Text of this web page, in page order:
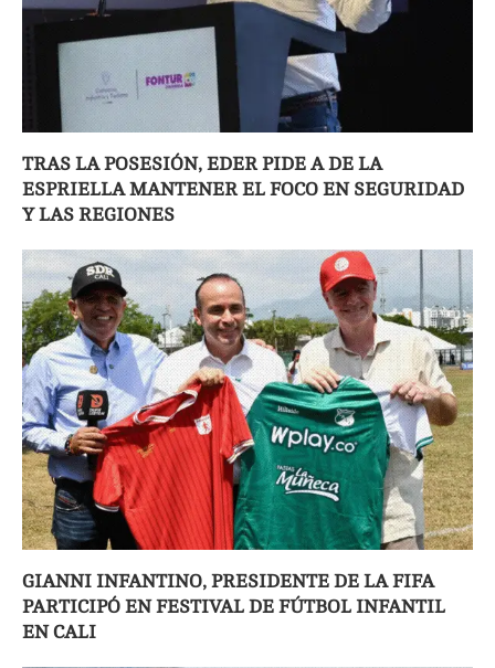
TRAS LA POSESIÓN, EDER PIDE A DE LA
ESPRIELLA MANTENER EL FOCO EN SEGURIDAD
Y LAS REGIONES
GIANNI INFANTINO, PRESIDENTE DE LA FIFA
PARTICIPÓ EN FESTIVAL DE FÚTBOL INFANTIL
EN CALI